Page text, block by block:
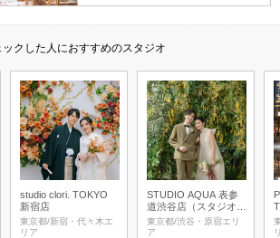
クした人におすすめのスタジオ
studio clori. TOKYO
新宿店
東京都/新宿・代々木エ
リア
STUDIO AQUA 表参
道渋谷店（スタジオA
QUA）
東京都/渋谷・原宿エリ
ア